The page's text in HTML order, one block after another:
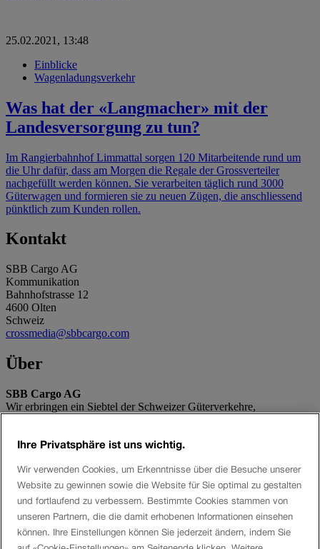
25.02.2021, 13:48
Einblicke
Wagenladungsverkehr
Was hat der «Langmacher» mit der
Landesversorgung zu tun?
Im Rangierbahnhof Limmattal sorgen 120 Mitarbeitende rund um
die Uhr dafür, dass am Morgen die Regale der Grossverteiler
nachgefüllt werden können. Sie verarbeiten täglich rund 3000
Güterwagen und formieren sie zu neuen Zügen, die anschliessend
pünktlich zum Kunden rollen.
Kontakt
SBB Cargo AG
Kommunikation
Bahnhofstrasse 12
4600 Olten
Schweiz
crossmedia@sbbcargo.com
Über
SBB Cargo AG
Wir erbringen ein Siebtel der Schweizer Güterverkehre,
Umwelt jährlich um 432 000 Tonnen CO2.
Social Media
Twitter
Facebook
Youtube
Instagram
Ihre Privatsphäre ist uns wichtig.
Wir verwenden Cookies, um Erkenntnisse über die Besuche unserer
Website zu gewinnen sowie die Website für Sie optimal zu gestalten
und fortlaufend zu verbessern. Bestimmte Cookies stammen von
unseren Partnern, die die damit erhobenen Informationen einsehen
können. Ihre Einstellungen können Sie jederzeit ändern, indem Sie